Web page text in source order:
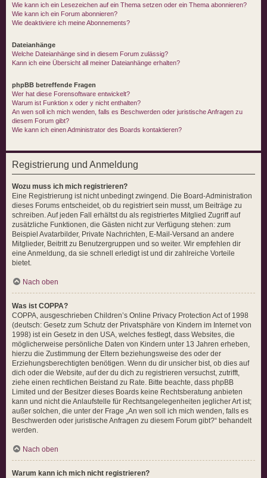
Wie kann ich ein Lesezeichen auf ein Thema setzen oder ein Thema abonnieren?
Wie kann ich ein Forum abonnieren?
Wie deaktiviere ich meine Abonnements?
Dateianhänge
Welche Dateianhänge sind in diesem Forum zulässig?
Kann ich eine Übersicht all meiner Dateianhänge erhalten?
phpBB betreffende Fragen
Wer hat diese Forensoftware entwickelt?
Warum ist Funktion x oder y nicht enthalten?
An wen soll ich mich wenden, falls es Beschwerden oder juristische Anfragen zu
diesem Forum gibt?
Wie kann ich einen Administrator des Boards kontaktieren?
Registrierung und Anmeldung
Wozu muss ich mich registrieren?
Eine Registrierung ist nicht unbedingt zwingend. Die Board-Administration
dieses Forums entscheidet, ob du registriert sein musst, um Beiträge zu
schreiben. Auf jeden Fall erhältst du als registriertes Mitglied Zugriff auf
zusätzliche Funktionen, die Gästen nicht zur Verfügung stehen: zum
Beispiel Avatarbilder, Private Nachrichten, E-Mail-Versand an andere
Mitglieder, Beitritt zu Benutzergruppen und so weiter. Wir empfehlen dir
eine Anmeldung, da sie schnell erledigt ist und dir zahlreiche Vorteile
bietet.
Nach oben
Was ist COPPA?
COPPA, ausgeschrieben Children’s Online Privacy Protection Act of 1998
(deutsch: Gesetz zum Schutz der Privatsphäre von Kindern im Internet von
1998) ist ein Gesetz in den USA, welches festlegt, dass Websites, die
möglicherweise persönliche Daten von Kindern unter 13 Jahren erheben,
hierzu die Zustimmung der Eltern beziehungsweise des oder der
Erziehungsberechtigten benötigen. Wenn du dir unsicher bist, ob dies auf
dich oder die Website, auf der du dich zu registrieren versuchst, zutrifft,
ziehe einen rechtlichen Beistand zu Rate. Bitte beachte, dass phpBB
Limited und der Besitzer dieses Boards keine Rechtsberatung anbieten
kann und nicht die Anlaufstelle für Rechtsangelegenheiten jeglicher Art ist;
außer solchen, die unter der Frage „An wen soll ich mich wenden, falls es
Beschwerden oder juristische Anfragen zu diesem Forum gibt?“ behandelt
werden.
Nach oben
Warum kann ich mich nicht registrieren?